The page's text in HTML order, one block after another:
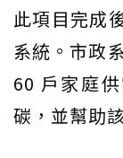
此項目完成
系統。市政
60 戶家庭
碳，並幫助